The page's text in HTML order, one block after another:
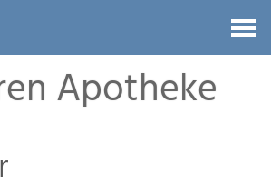
Apotheke